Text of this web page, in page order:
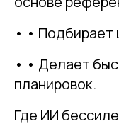
• • Подбирает
• • Делает
планировок.
Где ИИ